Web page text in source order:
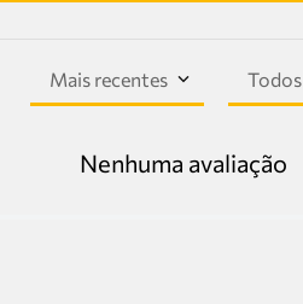
Mais recentes Todos
Nenhuma avaliação